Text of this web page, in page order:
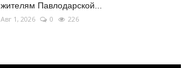
жителям Павлодарской...
Авг 1, 2026 0 226